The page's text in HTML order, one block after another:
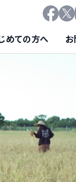
めての方へ お